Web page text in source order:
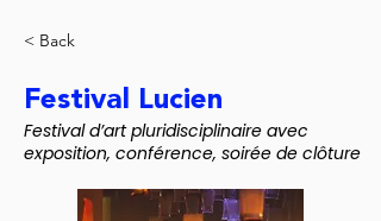
< Back
Festival Lucien
Festival d’art pluridisciplinaire avec
exposition, conférence, soirée de clôture